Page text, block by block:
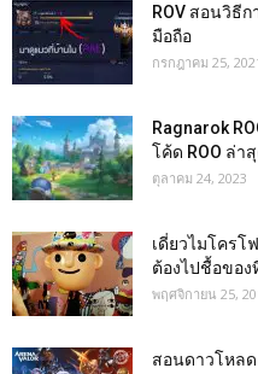
ROV สอนวิธี
มือถือ
กรกฎาคม 25,
Ragnarok
โค้ด ROO ล่า
ตุลาคม 24, 2023
เดี่ยวไมโคร
ต้องไปชื้อขอ
พฤศจิกายน 25,
สอนดาวโหลด